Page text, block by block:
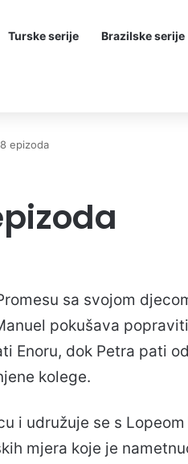
Turske serije Brazilske serije
epizoda
sa svojom
pokušava
​​Enoru, dok Petra pati
kolege.
i udružuje se s
mjera koje je